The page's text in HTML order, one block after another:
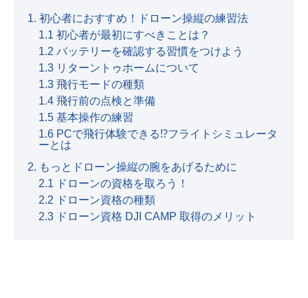
1. 初心者におすすめ！ドローン操縦の練習法
1.1 初心者が最初にすべきことは？
1.2 バッテリーを確認する習慣をつけよう
1.3 リターントゥホームについて
1.3 飛行モードの種類
1.4 飛行前の点検と準備
1.5 基本操作の練習
1.6 PCで飛行体験できる⁉フライトシミュレータ
ーとは
2. もっとドローン操縦の腕をあげるために
2.1 ドローンの資格を取ろう！
2.2 ドローン資格の種類
2.3 ドローン資格 DJI CAMP 取得のメリット